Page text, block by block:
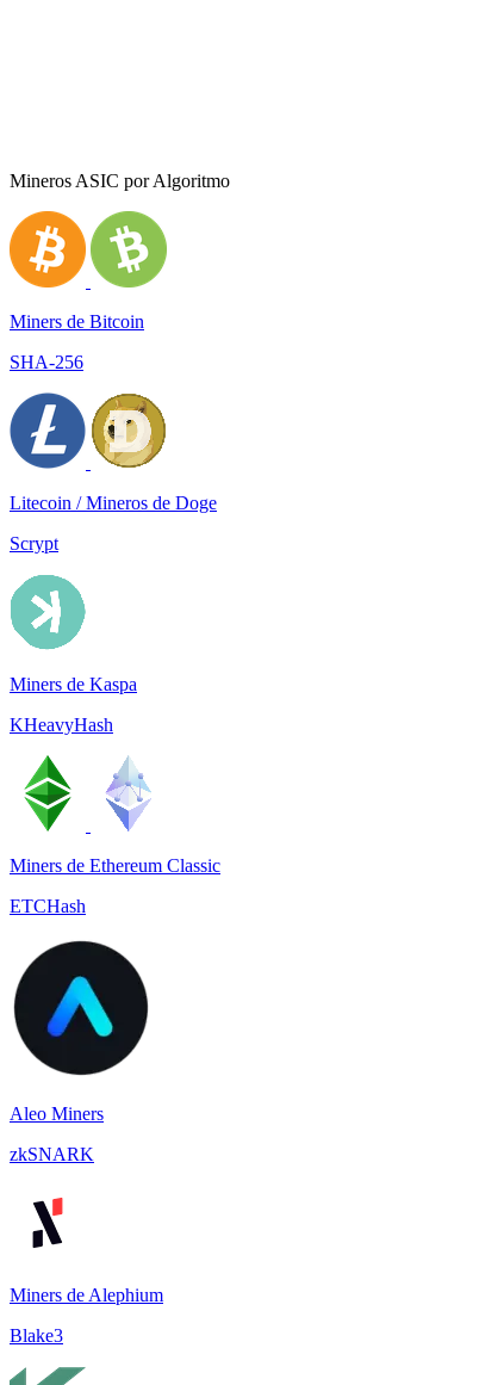
Mineros ASIC por Algoritmo
Miners de Bitcoin
SHA-256
Litecoin / Mineros de Doge
Scrypt
Miners de Kaspa
KHeavyHash
Miners de Ethereum Classic
ETCHash
Aleo Miners
zkSNARK
Miners de Alephium
Blake3